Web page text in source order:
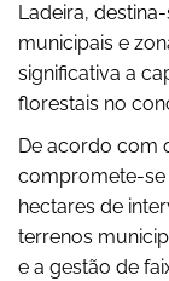
Ladeira,
municipais e
significativa a
florestais no
De acordo com
compromete-se
hectares de
terrenos
e a gestão de